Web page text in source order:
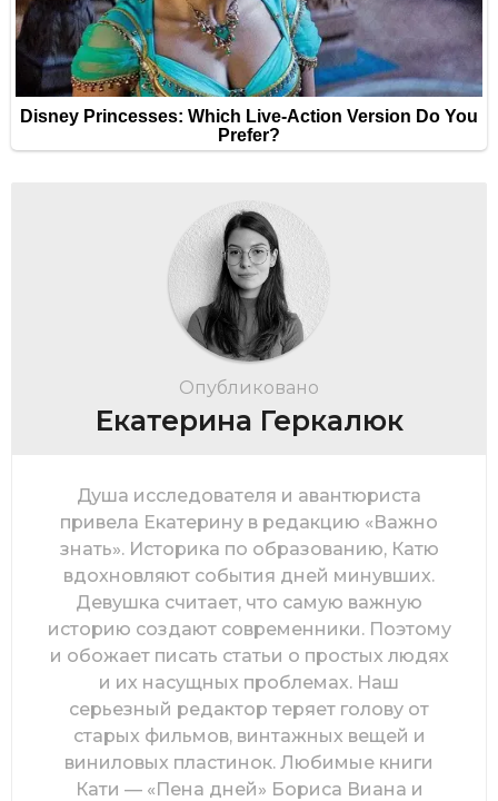
Опубликовано
Екатерина Геркалюк
Душа исследователя и авантюриста
привела Екатерину в редакцию «Важно
знать». Историка по образованию, Катю
вдохновляют события дней минувших.
Девушка считает, что самую важную
историю создают современники. Поэтому
и обожает писать статьи о простых людях
и их насущных проблемах. Наш
серьезный редактор теряет голову от
старых фильмов, винтажных вещей и
виниловых пластинок. Любимые книги
Кати — «Пена дней» Бориса Виана и